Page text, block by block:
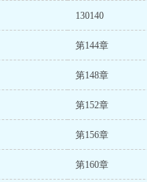
130140
第144章
第148章
第152章
第156章
第160章